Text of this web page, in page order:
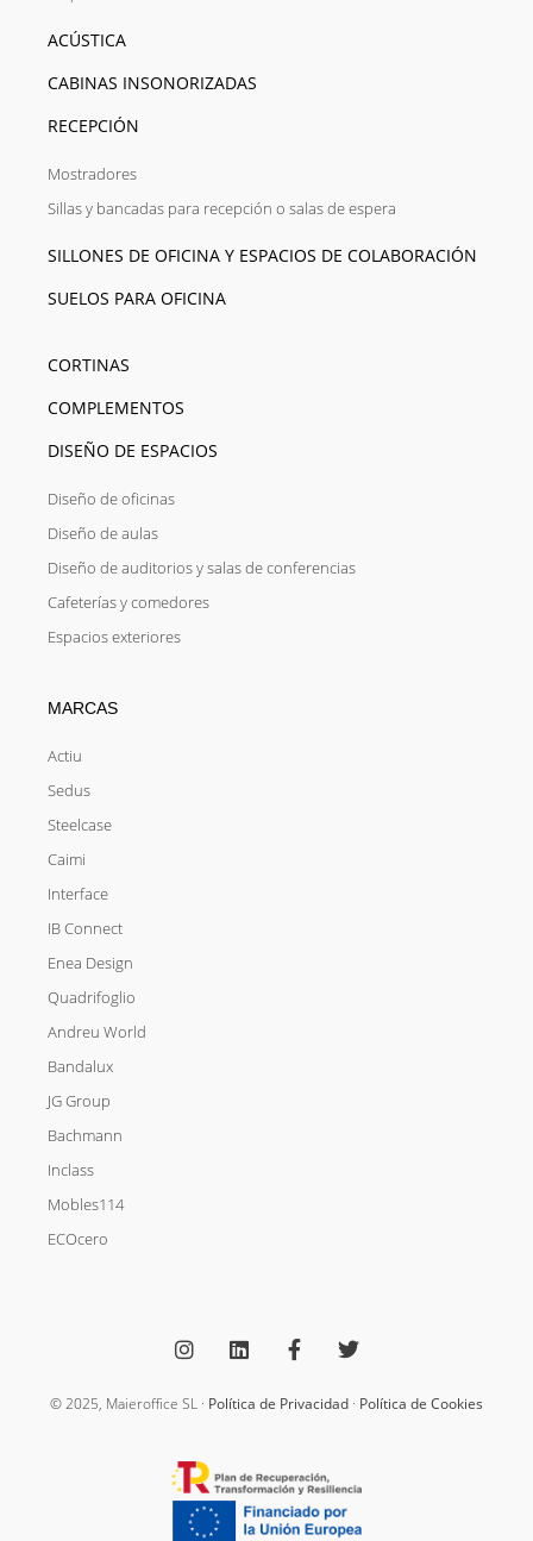
ACÚSTICA
CABINAS INSONORIZADAS
RECEPCIÓN
Mostradores
Sillas y bancadas para recepción o salas de espera
SILLONES DE OFICINA Y ESPACIOS DE COLABORACIÓN
SUELOS PARA OFICINA
CORTINAS
COMPLEMENTOS
DISEÑO DE ESPACIOS
Diseño de oficinas
Diseño de aulas
Diseño de auditorios y salas de conferencias
Cafeterías y comedores
Espacios exteriores
MARCAS
Actiu
Sedus
Steelcase
Caimi
Interface
IB Connect
Enea Design
Quadrifoglio
Andreu World
Bandalux
JG Group
Bachmann
Inclass
Mobles114
ECOcero
s
t
g
m
n
k
d
c
e
o
-
f
i
t
e
© 2025, Maieroffice SL · Política de Privacidad · Política de Cookies